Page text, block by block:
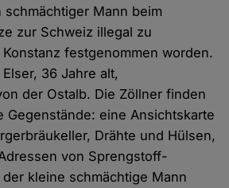
schmächtiger Mann beim
zur Schweiz illegal zu
festgenommen worden.
36 Jahre alt,
der Ostalb. Die Zöllner finden
Gegenstände: eine Ansichtskarte
Drähte und Hülsen,
von Sprengstoff-
kleine schmächtige Mann